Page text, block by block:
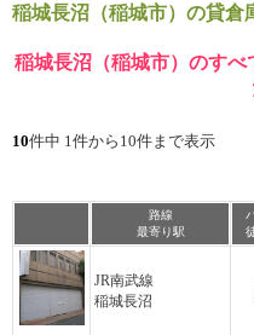
稲城長沼（稲城市） の貸倉
稲城長沼（稲城市）のすべ
10件中 1件から10件まで表示
路線
最寄り駅
JR南武線
稲城長沼